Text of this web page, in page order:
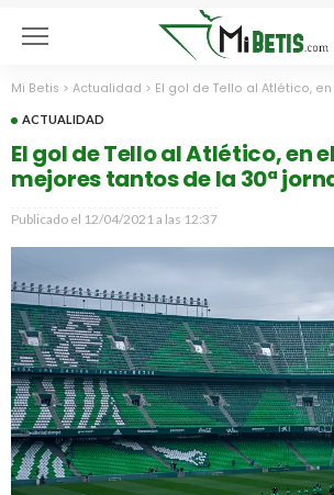
Mi Betis > Actualidad > El gol de Tello al Atlético, en el top cinco de
ACTUALIDAD
El gol de Tello al Atlético, en
mejores tantos de la 30ª
Publicado el 12/04/2021 a las 12:37